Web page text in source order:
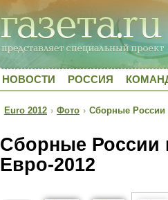
НОВОСТИ РОССИЯ
Euro 2012 › Фото › Сборные России
Сборные России
Евро-2012